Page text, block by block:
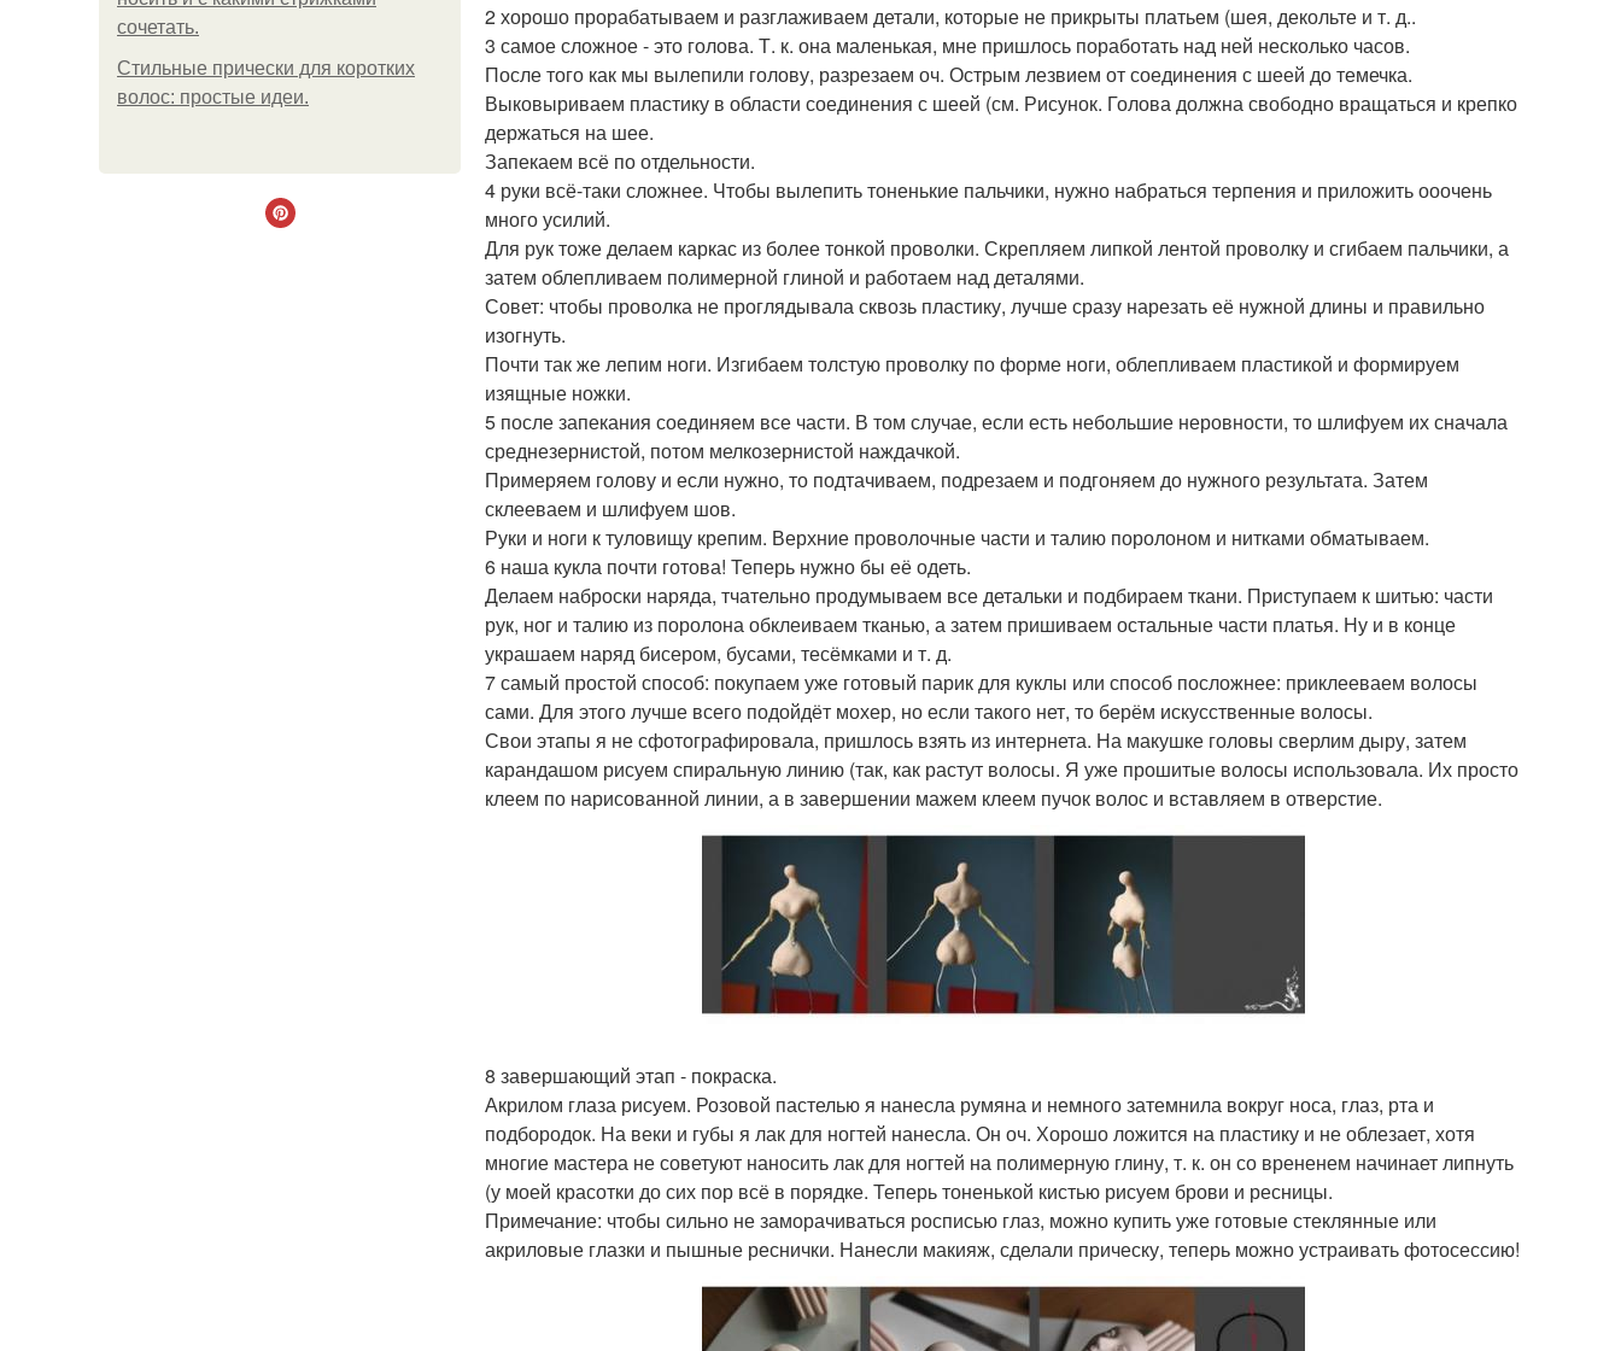
сочетать.
Стильные прически для коротких
волос: простые идеи.
2 хорошо прорабатываем и разглаживаем детали, которые не прикрыты платьем (шея, декольте и т. д..
3 самое сложное - это голова. Т. к. она маленькая, мне пришлось поработать над ней несколько часов.
После того как мы вылепили голову, разрезаем оч. Острым лезвием от соединения с шеей до темечка.
Выковыриваем пластику в области соединения с шеей (см. Рисунок. Голова должна свободно вращаться и крепко
держаться на шее.
Запекаем всё по отдельности.
4 руки всё-таки сложнее. Чтобы вылепить тоненькие пальчики, нужно набраться терпения и приложить ооочень
много усилий.
Для рук тоже делаем каркас из более тонкой проволки. Скрепляем липкой лентой проволку и сгибаем пальчики, а
затем облепливаем полимерной глиной и работаем над деталями.
Совет: чтобы проволка не проглядывала сквозь пластику, лучше сразу нарезать её нужной длины и правильно
изогнуть.
Почти так же лепим ноги. Изгибаем толстую проволку по форме ноги, облепливаем пластикой и формируем
изящные ножки.
5 после запекания соединяем все части. В том случае, если есть небольшие неровности, то шлифуем их сначала
среднезернистой, потом мелкозернистой наждачкой.
Примеряем голову и если нужно, то подтачиваем, подрезаем и подгоняем до нужного результата. Затем
склееваем и шлифуем шов.
Руки и ноги к туловищу крепим. Верхние проволочные части и талию поролоном и нитками обматываем.
6 наша кукла почти готова! Теперь нужно бы её одеть.
Делаем наброски наряда, тчательно продумываем все детальки и подбираем ткани. Приступаем к шитью: части
рук, ног и талию из поролона обклеиваем тканью, а затем пришиваем остальные части платья. Ну и в конце
украшаем наряд бисером, бусами, тесёмками и т. д.
7 самый простой способ: покупаем уже готовый парик для куклы или способ посложнее: приклееваем волосы
сами. Для этого лучше всего подойдёт мохер, но если такого нет, то берём искусственные волосы.
Свои этапы я не сфотографировала, пришлось взять из интернета. На макушке головы сверлим дыру, затем
карандашом рисуем спиральную линию (так, как растут волосы. Я уже прошитые волосы использовала. Их просто
клеем по нарисованной линии, а в завершении мажем клеем пучок волос и вставляем в отверстие.
8 завершающий этап - покраска.
Акрилом глаза рисуем. Розовой пастелью я нанесла румяна и немного затемнила вокруг носа, глаз, рта и
подбородок. На веки и губы я лак для ногтей нанесла. Он оч. Хорошо ложится на пластику и не облезает, хотя
многие мастера не советуют наносить лак для ногтей на полимерную глину, т. к. он со врененем начинает липнуть
(у моей красотки до сих пор всё в порядке. Теперь тоненькой кистью рисуем брови и ресницы.
Примечание: чтобы сильно не заморачиваться росписью глаз, можно купить уже готовые стеклянные или
акриловые глазки и пышные реснички. Нанесли макияж, сделали прическу, теперь можно устраивать фотосессию!